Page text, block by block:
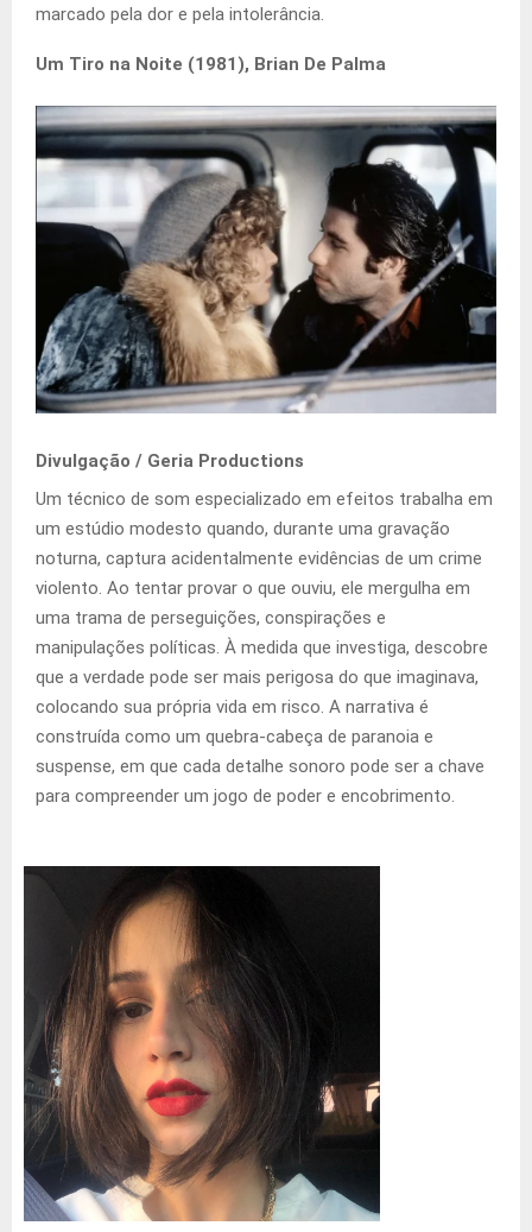
marcado pela dor e pela intolerância.
Um Tiro na Noite (1981), Brian De Palma
Divulgação / Geria Productions
Um técnico de som especializado em efeitos trabalha em
um estúdio modesto quando, durante uma gravação
noturna, captura acidentalmente evidências de um crime
violento. Ao tentar provar o que ouviu, ele mergulha em
uma trama de perseguições, conspirações e
manipulações políticas. À medida que investiga, descobre
que a verdade pode ser mais perigosa do que imaginava,
colocando sua própria vida em risco. A narrativa é
construída como um quebra-cabeça de paranoia e
suspense, em que cada detalhe sonoro pode ser a chave
para compreender um jogo de poder e encobrimento.